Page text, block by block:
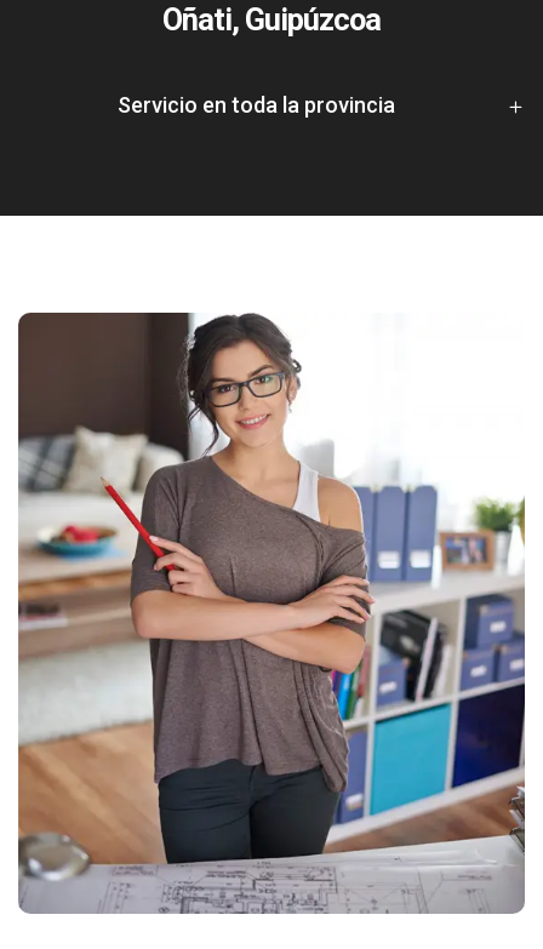
Oñati, Guipúzcoa
Servicio en toda la provincia